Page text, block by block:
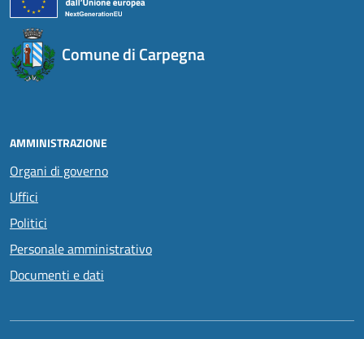
Comune di Carpegna
AMMINISTRAZIONE
Organi di governo
Uffici
Politici
Personale amministrativo
Documenti e dati